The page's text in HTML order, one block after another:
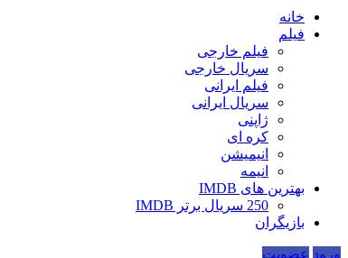
خانه
فیلم
فیلم خارجی
سریال خارجی
فیلم ایرانی
سریال ایرانی
ژاپنی
کره ای
انیمیشن
انیمه
بهترین های IMDB
250 سریال برتر IMDB
بازیگران
ورود عضویت